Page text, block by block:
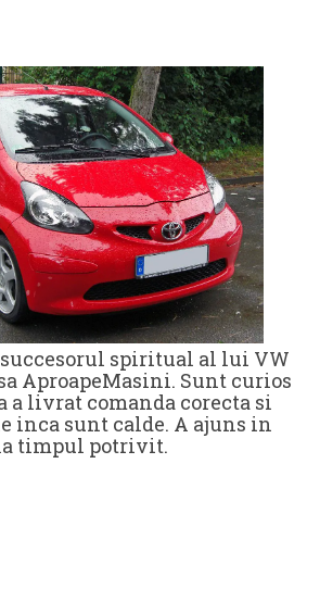
succesorul spiritual al lui VW
AproapeMasini. Sunt curios
a livrat comanda corecta si
inca sunt calde. A ajuns in
timpul potrivit.